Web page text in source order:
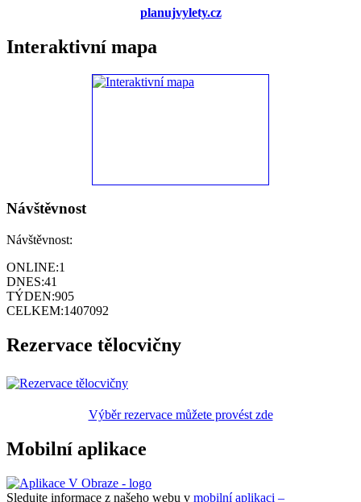
planujvylety.cz
Interaktivní mapa
Návštěvnost
Návštěvnost:
ONLINE:1
DNES:41
TÝDEN:905
CELKEM:1407092
Rezervace tělocvičny
Výběr rezervace můžete provést zde
Mobilní aplikace
Sledujte informace z našeho webu v mobilní aplikaci –